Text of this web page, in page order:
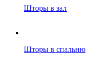
Шторы в зал
Шторы в спальню